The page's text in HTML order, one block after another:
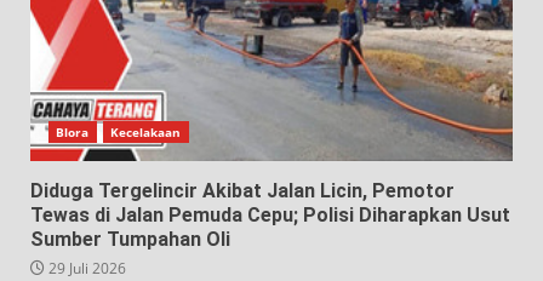
Blora Kecelakaan
Diduga Tergelincir Akibat Jalan Licin, Pemotor
Tewas di Jalan Pemuda Cepu; Polisi Diharapkan Usut
Sumber Tumpahan Oli
29 Juli 2026